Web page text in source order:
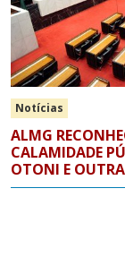
Notícias
ALMG
CALAMIDADE
OTONI E